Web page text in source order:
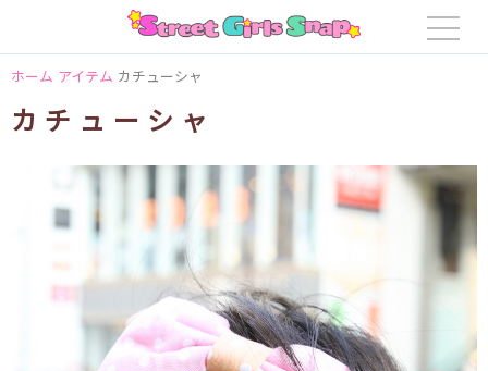
ホーム アイテム カチューシャ
カチューシャ